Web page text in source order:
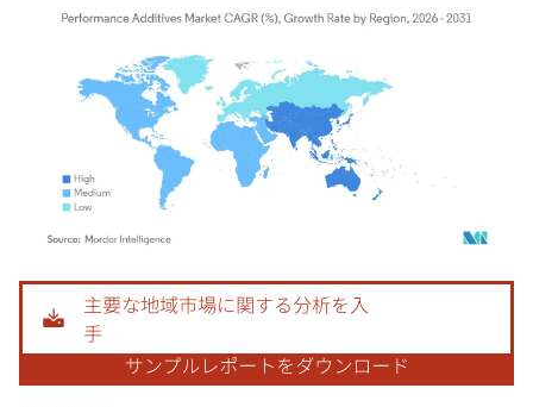
画像 © Mordor Intelligence。再利用にはCC BY 4.0の表示が必要です。